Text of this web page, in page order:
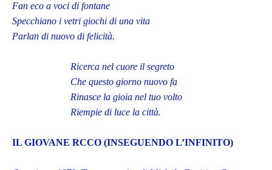
Fan eco a voci di fontane
Specchiano i vetri giochi di una vita
Parlan di nuovo di felicità.
Ricerca nel cuore il segreto
Che questo giorno nuovo fa
Rinasce la gioia nel tuo volto
Riempie di luce la città.
IL GIOVANE RCCO (INSEGUENDO L’INFINITO)